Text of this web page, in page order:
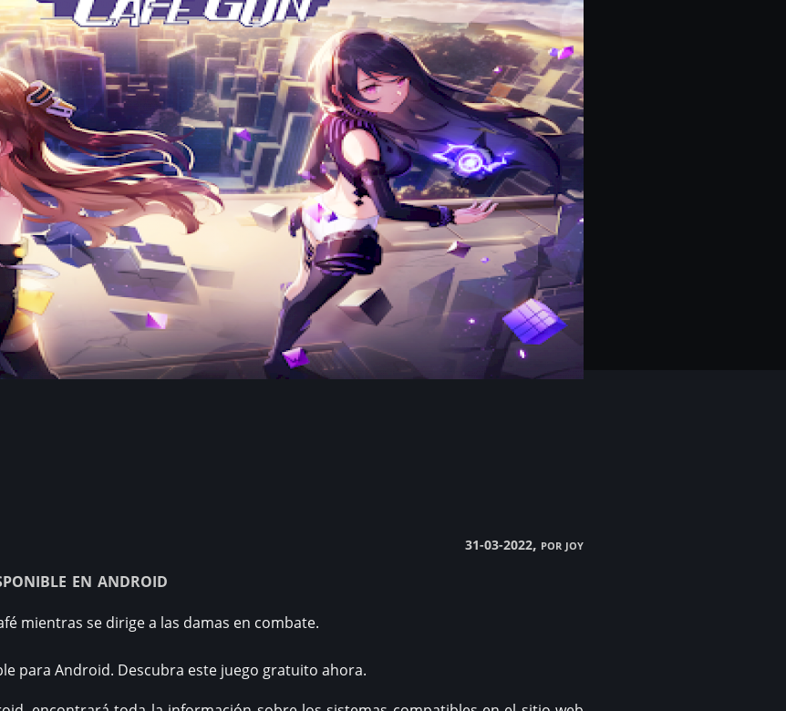
31-03-2022, por joy
en android
mientras se dirige a las damas en combate.
para Android. Descubra este juego gratuito ahora.